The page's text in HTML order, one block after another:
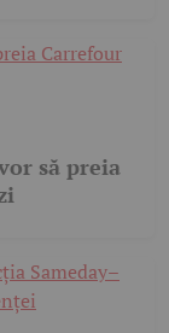
să preia